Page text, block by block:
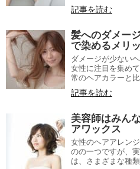
記事を読む
髪へのダメー
で染めるメリ
ダメージが少ない
女性に注目を集め
常のヘアカラーと
記事を読む
美容師はみん
アワックス
女性のヘアアレン
のの一つですが、
は、さまざまな種